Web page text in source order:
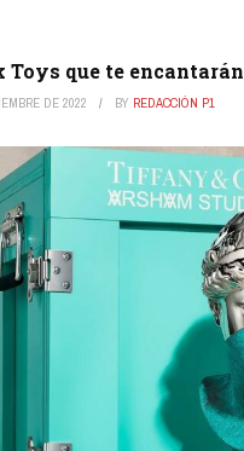
Toys que te encantarán
DE 2022 BY REDACCIÓN P1